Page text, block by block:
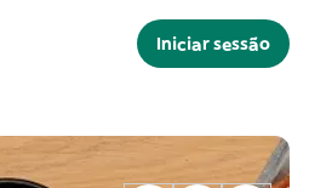
Iniciar sessão